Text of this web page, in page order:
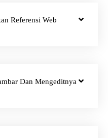
Referensi Web
Dan Mengeditnya